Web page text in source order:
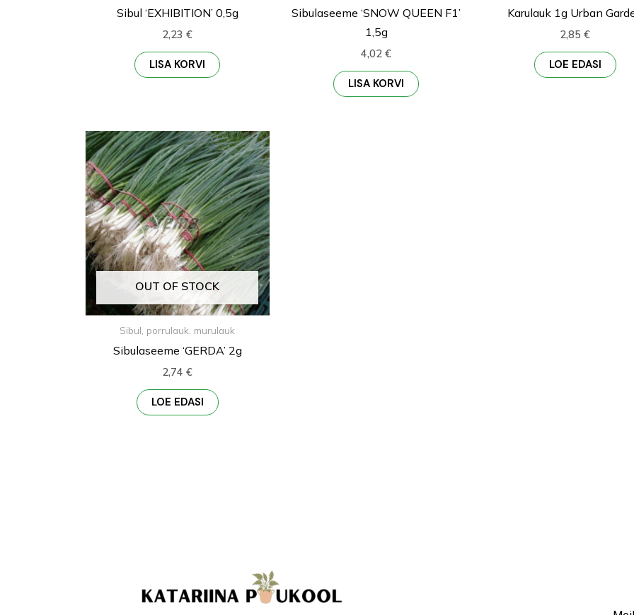
Sibul ‘EXHIBITION’ 0,5g
2,23 €
LISA KORVI
Sibulaseeme ‘SNOW QUEEN F1’
1,5g
4,02 €
LISA KORVI
Karulauk 1g Urban
2,85 €
LOE EDASI
OUT OF STOCK
Sibul, porrulauk, murulauk
Sibulaseeme ‘GERDA’ 2g
2,74 €
LOE EDASI